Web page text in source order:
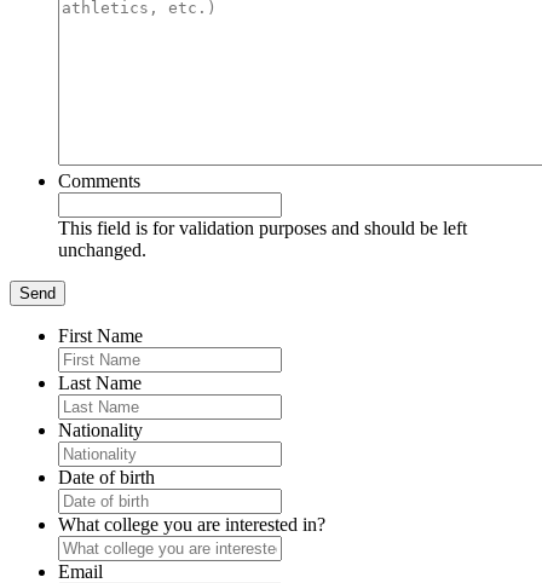
Comments
This field is for validation purposes and should be left
unchanged.
First Name
Last Name
Nationality
Date of birth
What college you are interested in?
Email